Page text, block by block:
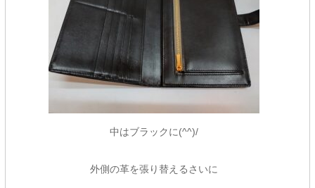
中はブラックに(^^)/
外側の革を張り替えるさいに